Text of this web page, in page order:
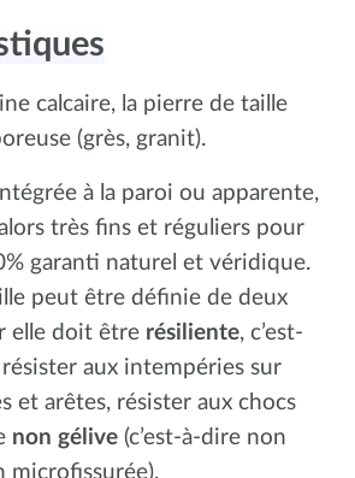
calcaire, la pierre de taille
(grès, granit).
à la paroi ou apparente,
très fins et réguliers pour
garanti naturel et véridique.
peut être définie de deux
elle doit être résiliente, c’est-
aux intempéries sur
et arêtes, résister aux chocs
non gélive (c’est-à-dire non
microfissurée).